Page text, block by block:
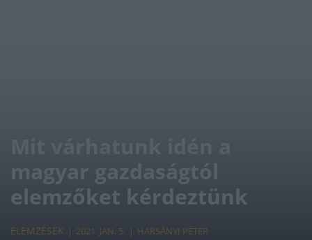
magyar gazdaságtól
elemzőket kérdeztünk
ELEMZÉSEK 2021. JAN. 5. HARSÁNYI PÉTER